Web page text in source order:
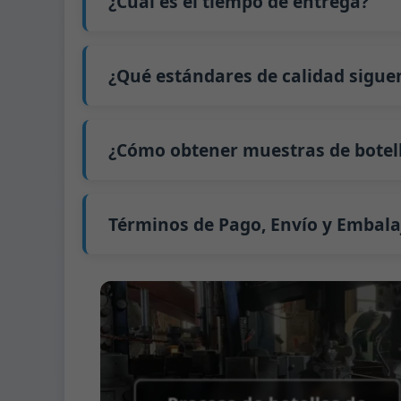
precio exacto y prepararemos una
extiende a 45 días.
El envío desde China tarda
¿Qué estándares de calidad
GB4806.5一2016 <Estándar Nacional de
(CE) No. 1935/2004 Migración de metales
¿Cómo obtener muestras de
Normalmente enviamos muestras a
Términos de Pago, Envío y
Métodos de pago admitidos para los
Término de envío:
EXW, FOB, CFR, CIF
Términos de embalaje:
Palés + Divisores,